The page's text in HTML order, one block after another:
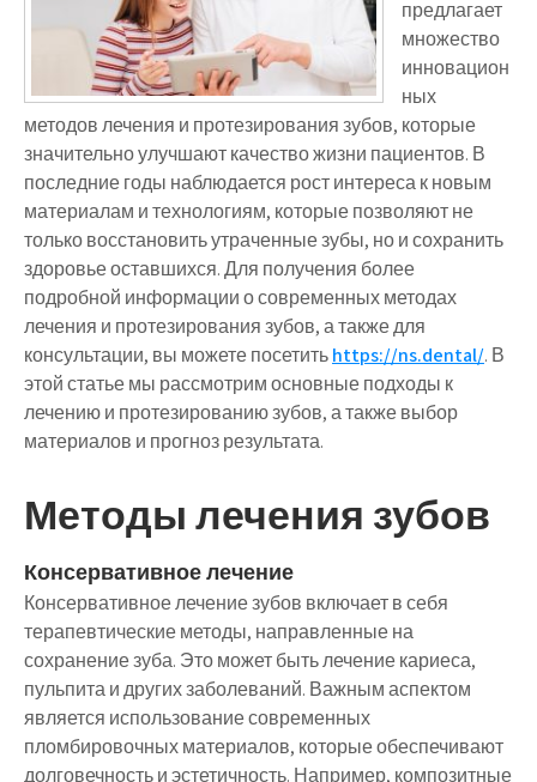
предлагает
множество
инновацион
ных
методов лечения и протезирования зубов, которые
значительно улучшают качество жизни пациентов. В
последние годы наблюдается рост интереса к новым
материалам и технологиям, которые позволяют не
только восстановить утраченные зубы, но и сохранить
здоровье оставшихся. Для получения более
подробной информации о современных методах
лечения и протезирования зубов, а также для
консультации, вы можете посетитьhttps://ns.dental/. В
этой статье мы рассмотрим основные подходы к
лечению и протезированию зубов, а также выбор
материалов и прогноз результата.
Методы лечения зубов
Консервативное лечение
Консервативное лечение зубов включает в себя
терапевтические методы, направленные на
сохранение зуба. Это может быть лечение кариеса,
пульпита и других заболеваний. Важным аспектом
является использование современных
пломбировочных материалов, которые обеспечивают
долговечность и эстетичность. Например, композитные